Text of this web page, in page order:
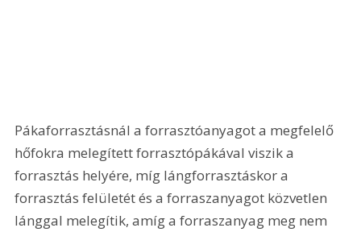
Pákaforrasztásnál a forrasztóanyagot a megfelelő
hőfokra melegített forrasztópákával viszik a
forrasztás helyére, míg lángforrasztáskor a
forrasztás felületét és a forraszanyagot közvetlen
lánggal melegítik, amíg a forraszanyag meg nem